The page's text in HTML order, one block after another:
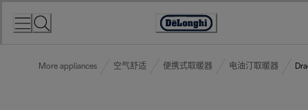
Accessibility
More appliances 空气舒适 便携式取暖器 电油汀取暖器